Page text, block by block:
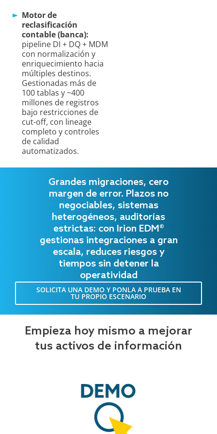
Motor de
reclasificación
contable (banca):
pipeline DI + DQ + MDM
con normalización y
enriquecimiento hacia
múltiples destinos.
Gestionadas más de
100 tablas y ~400
millones de registros
bajo restricciones de
cut-off, con lineage
completo y controles
de calidad
automatizados.
Grandes migraciones, cero
margen de error. Plazos no
negociables, sistemas
heterogéneos, auditorías
estrictas: con Irion EDM®
gestionas integraciones a gran
escala, reduces riesgos y
tiempos sin detener la
operatividad
SOLICITA UNA DEMO Y PONLA A PRUEBA EN
TU PROPIO ESCENARIO
Empieza hoy mismo a mejorar
tus activos de información